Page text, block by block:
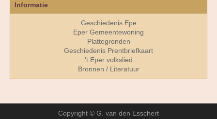
Informatie
Geschiedenis Epe
Eper Gemeentewoning
Plattegronden
Geschiedenis Prentbriefkaart
’t Eper volkslied
Bronnen / Literatuur
Copyright © G. van den Esschert